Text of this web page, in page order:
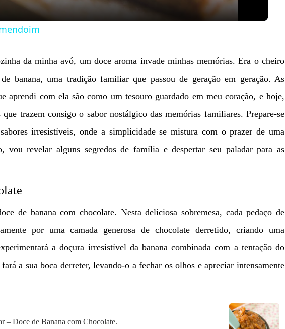
da minha avó, um doce aroma invade minhas memórias. Era o cheiro
banana, uma tradição familiar que passou de geração em geração. As
aprendi com ela são como um tesouro guardado em meu coração, e hoje,
trazem consigo o sabor nostálgico das memórias familiares. Prepare-se
irresistíveis, onde a simplicidade se mistura com o prazer de uma
vou revelar alguns segredos de família e despertar seu paladar para as
de banana com chocolate. Nesta deliciosa sobremesa, cada pedaço de
por uma camada generosa de chocolate derretido, criando uma
a doçura irresistível da banana combinada com a tentação do
a sua boca derreter, levando-o a fechar os olhos e apreciar intensamente
– Doce de Banana com Chocolate.